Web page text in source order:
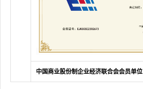
中国商业股份制企业经济联合会会员单位